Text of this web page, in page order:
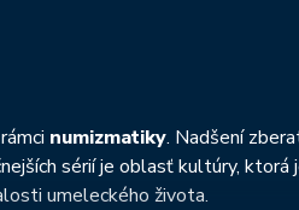
numizmatiky. Nadšení
sérií je oblasť kultúry, ktorá
umeleckého života.